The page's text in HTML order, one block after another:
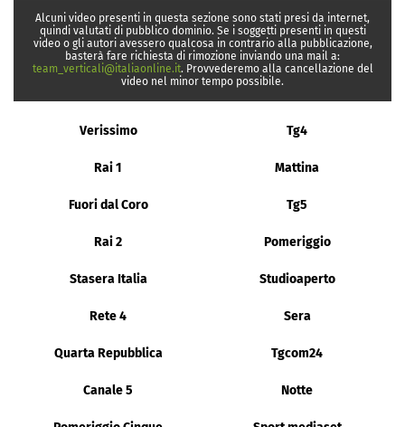
Alcuni video presenti in questa sezione sono stati presi da internet,
quindi valutati di pubblico dominio. Se i soggetti presenti in questi
video o gli autori avessero qualcosa in contrario alla pubblicazione,
basterà fare richiesta di rimozione inviando una mail a:
team_verticali@italiaonline.it. Provvederemo alla cancellazione del
video nel minor tempo possibile.
Verissimo Tg4
Rai 1 Mattina
Fuori dal Coro Tg5
Rai 2 Pomeriggio
Stasera Italia Studioaperto
Rete 4 Sera
Quarta Repubblica Tgcom24
Canale 5 Notte